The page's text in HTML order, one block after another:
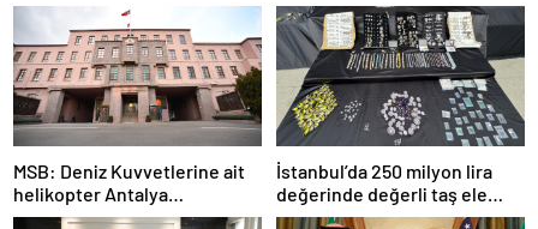
MSB: Deniz Kuvvetlerine ait
helikopter Antalya
açıklarında acil iniş yaptı
İstanbul’da 250 milyon lira
değerinde değerli taş ele
geçirildi